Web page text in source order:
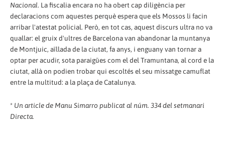
Nacional. La fiscalia encara no ha obert cap diligència per
declaracions com aquestes perquè espera que els Mossos li facin
arribar l'atestat policial. Però, en tot cas, aquest discurs ultra no va
quallar: el gruix d'ultres de Barcelona van abandonar la muntanya
de Montjuic, aïllada de la ciutat, fa anys, i enguany van tornar a
optar per acudir, sota paraigües com el del Tramuntana, al cord e la
ciutat, allà on podien trobar qui escoltés el seu missatge camuflat
entre la multitud: a la plaça de Catalunya.
* Un article de Manu Simarro publicat al núm. 334 del setmanari
Directa.